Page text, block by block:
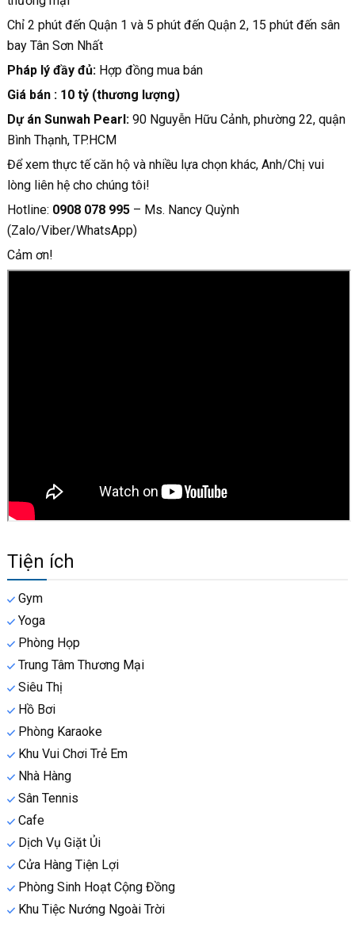
Chỉ 2 phút đến Quận 1 và 5 phút đến Quận 2, 15 phút đến sân
bay Tân Sơn Nhất
Pháp lý đầy đủ:Hợp đồng mua bán
Giá bán : 10 tỷ (thương lượng)
Dự án Sunwah Pearl: 90 Nguyễn Hữu Cảnh, phường 22, quận
Bình Thạnh, TP.HCM
Để xem thực tế căn hộ và nhiều lựa chọn khác, Anh/Chị vui
lòng liên hệ cho chúng tôi!
Hotline: 0908 078 995– Ms. Nancy Quỳnh
(Zalo/Viber/WhatsApp)
Cảm ơn!
Tiện ích
Gym
Yoga
Phòng Họp
Trung Tâm Thương Mại
Siêu Thị
Hồ Bơi
Phòng Karaoke
Khu Vui Chơi Trẻ Em
Nhà Hàng
Sân Tennis
Cafe
Dịch Vụ Giặt Ủi
Cửa Hàng Tiện Lợi
Phòng Sinh Hoạt Cộng Đồng
Khu Tiệc Nướng Ngoài Trời